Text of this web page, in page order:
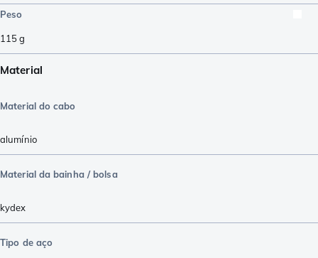
Peso
115g
Material
Material do cabo
alumínio
Material da bainha / bolsa
kydex
Tipo de aço